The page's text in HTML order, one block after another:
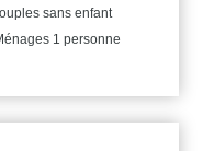
sans enfant
1 personne